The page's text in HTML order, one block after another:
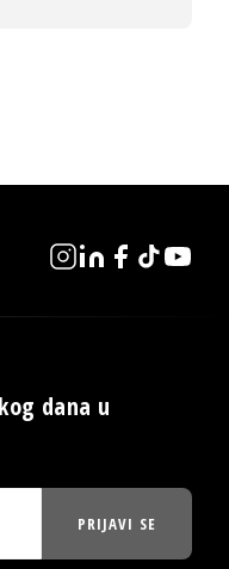
dana u
PRIJAVI SE